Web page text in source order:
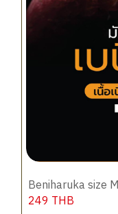
Beniharuka size M
249 THB